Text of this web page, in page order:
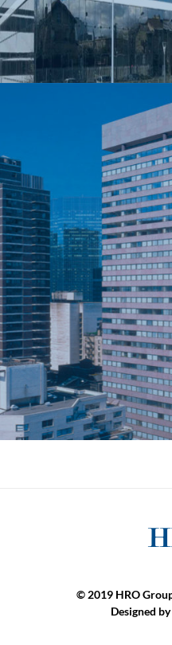
© 2019 HRO
Designed by